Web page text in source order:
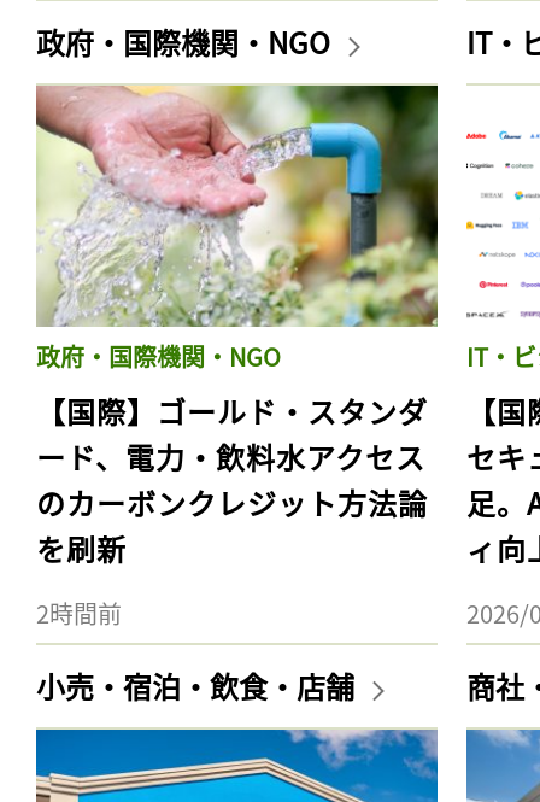
政府・国際機関・NGO
政府・国際機関・NGO
【国際】ゴールド・スタンダ
ード、電力・飲料水アクセス
のカーボンクレジット方法論
を刷新
2時間前
IT・
IT・
【
セキ
足。
ィ向
2026/
小売・宿泊・飲食・店舗 商社